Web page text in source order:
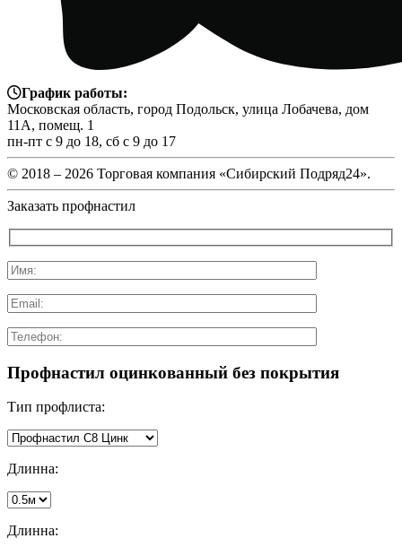
График работы:
Московская область, город Подольск, улица Лобачева, дом
11А, помещ. 1
пн-пт с 9 до 18, сб с 9 до 17
© 2018 – 2026 Торговая компания «Сибирский Подряд24».
Заказать профнастил
Профнастил оцинкованный без покрытия
Тип профлиста:
Длинна:
Длинна: